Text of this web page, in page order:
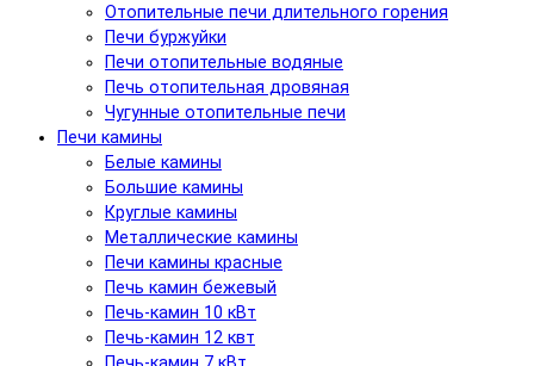
Отопительные печи длительного горения
Печи буржуйки
Печи отопительные водяные
Печь отопительная дровяная
Чугунные отопительные печи
Печи камины
Белые камины
Большие камины
Круглые камины
Металлические камины
Печи камины красные
Печь камин бежевый
Печь-камин 10 кВт
Печь-камин 12 квт